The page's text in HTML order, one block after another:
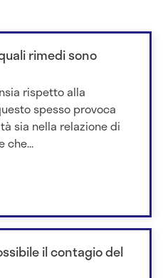
rimedi sono
rispetto alla
spesso provoca
sia nella relazione di
che...
il contagio del